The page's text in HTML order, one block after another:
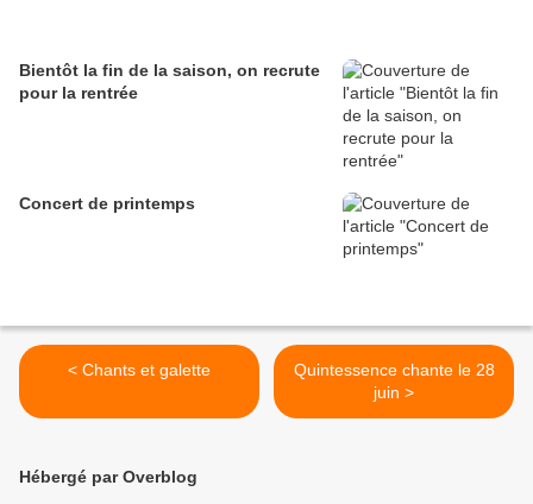
Bientôt la fin de la saison, on recrute
pour la rentrée
Concert de printemps
< Chants et galette
Quintessence chante le 28
juin >
Hébergé par Overblog